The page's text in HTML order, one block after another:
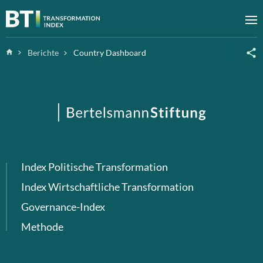
Zum Inhalt springen
HomeBerichte Country Dashboard
Index Politische Transformation
Index Wirtschaftliche Transformation
Governance-Index
Methode